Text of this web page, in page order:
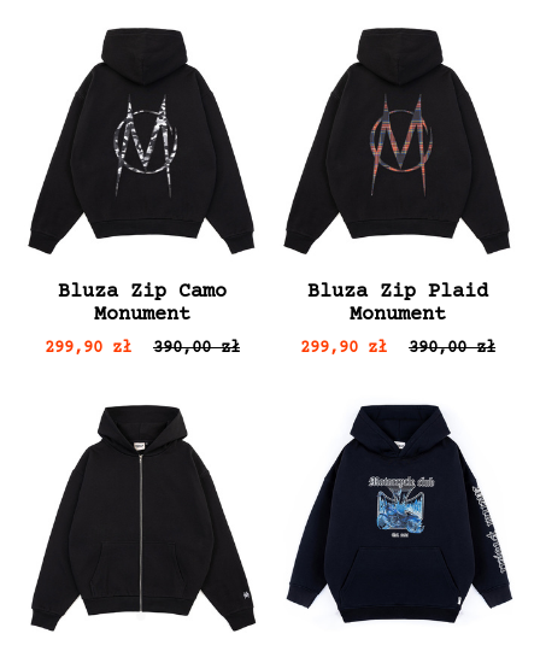
Bluza Zip Camo
Monument
299,90 zł 390,00 zł
Bluza Zip Plaid
Monument
299,90 zł 390,00 zł